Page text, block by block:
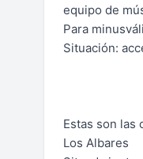
equipo de
Para
Situación:
Estas son las
Los Albares